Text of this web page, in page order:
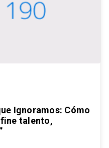
Ignoramos: Cómo
talento,